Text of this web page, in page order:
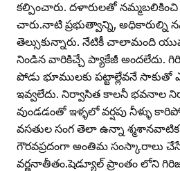
కల్పించారు. దళారులతో
చారు.నాటి ప్రభుత్వాన్ని,
తెల్సుకున్నారు. నేటికీ చాలామంది
నిండిన వారికిచ్చే ప్యాకేజీ అందలేదు.
పోడు భూములకు పట్టాల్లేవనే సాకుతో
ఇవ్వలేదు. నిర్వాసిత కాలనీ భవనాల
వుండడంతో ఇళ్ళలో వర్షపు నీళ్ళు
వసతుల సంగ తెలా ఉన్నా శ్మశానవాటిక
గౌరవప్రదంగా అంతిమ సంస్కారాలు
వర్ణనాతీతం.షెడ్యూల్‌ ప్రాంతం లోని